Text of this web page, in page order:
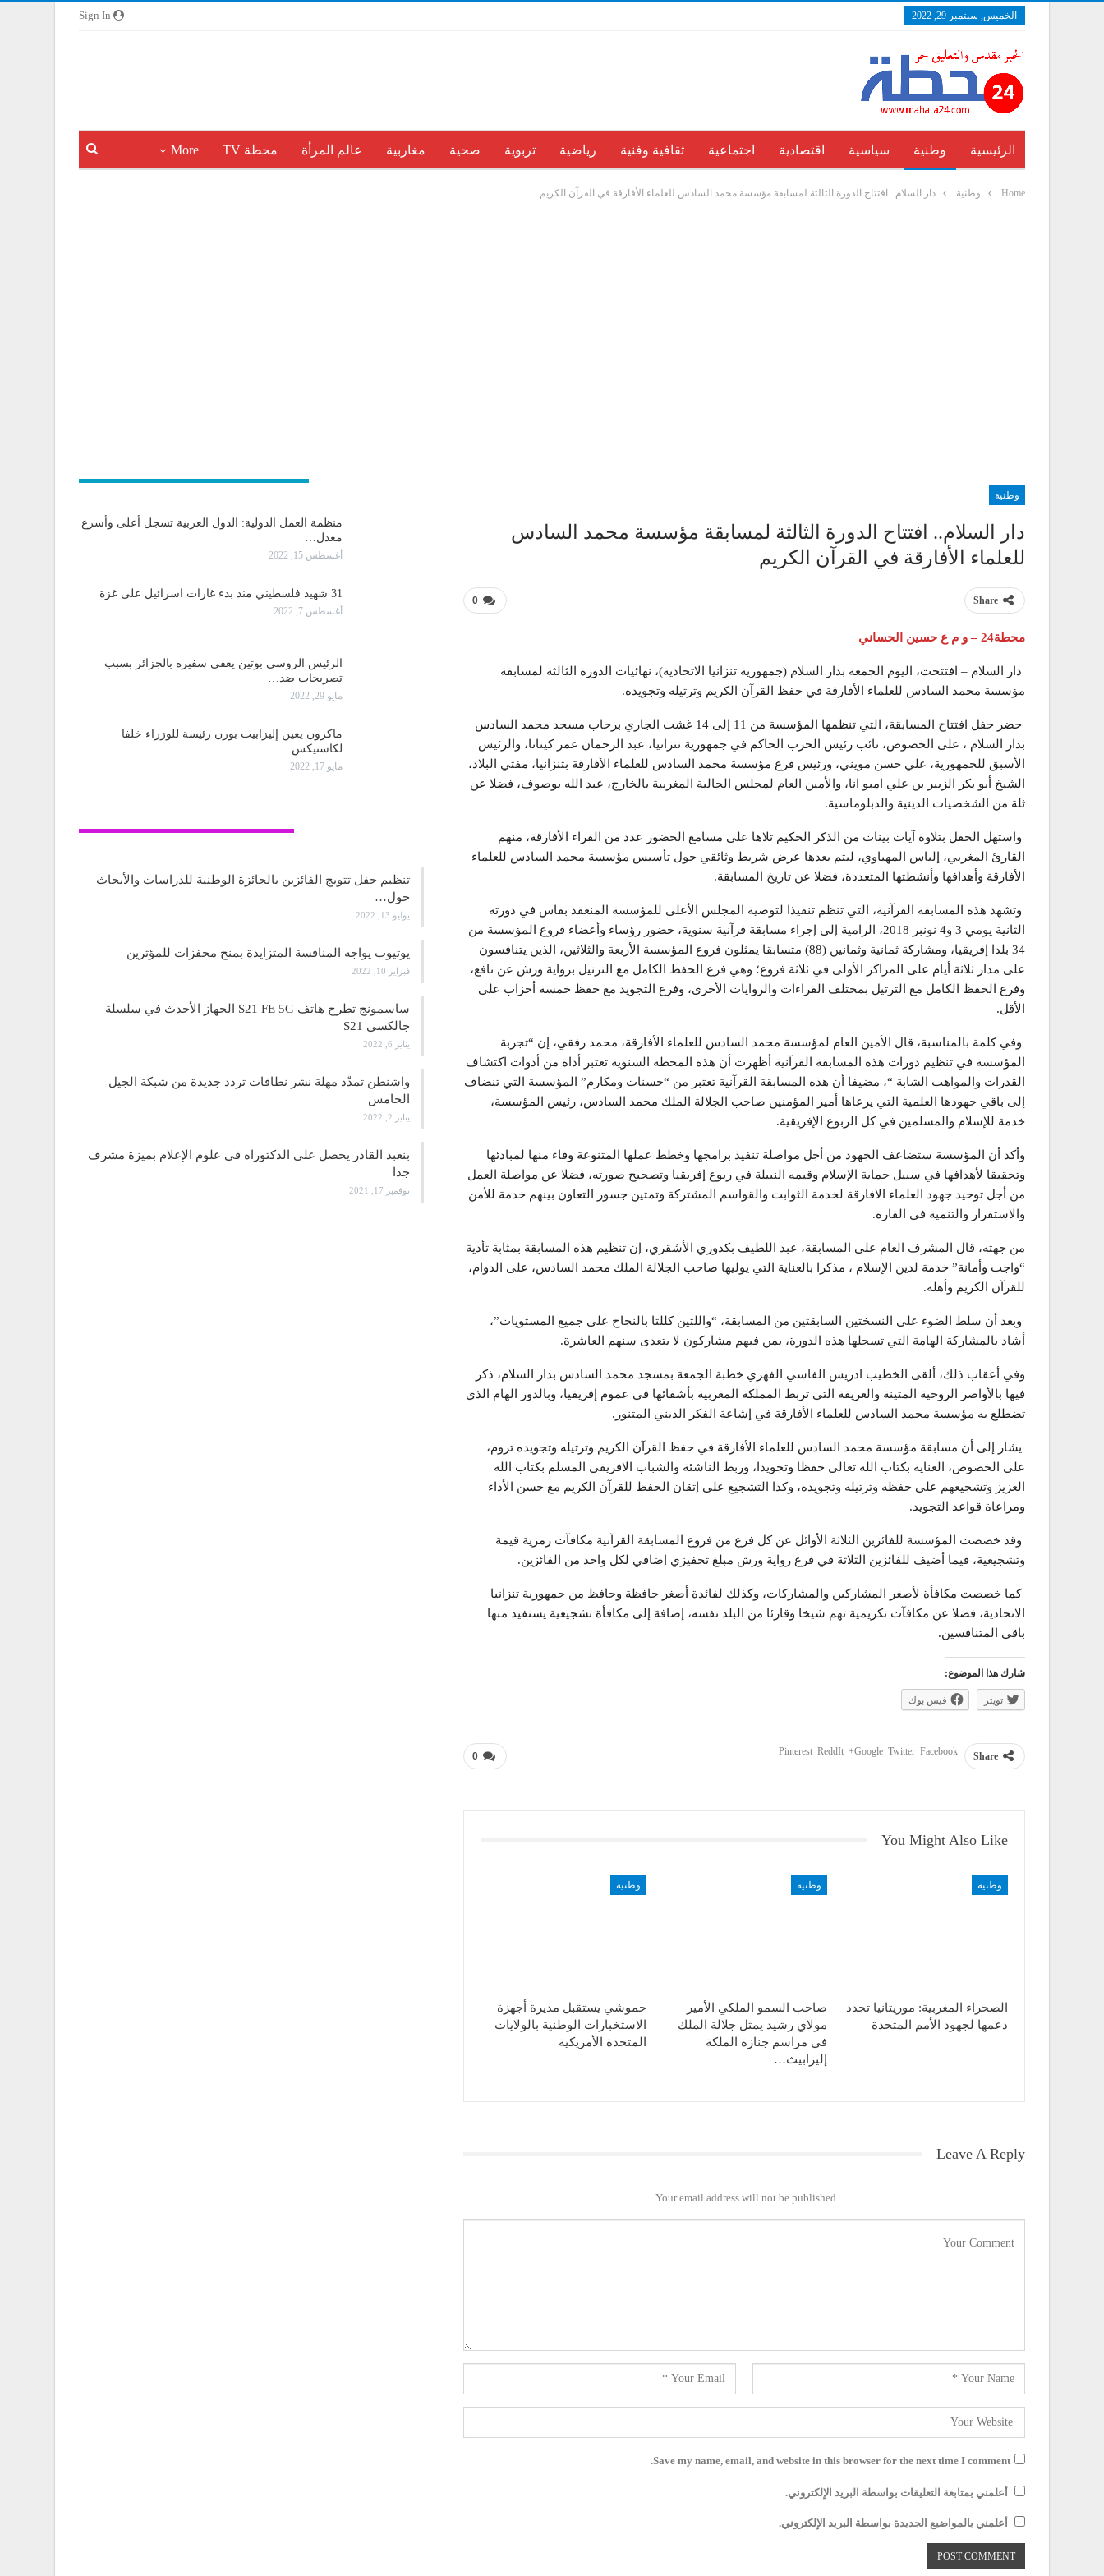
الخميس, سبتمبر 29, 2022
الرئيسية وطنية سياسية اقتصادية اجتماعية ثقافية وفنية رياضية تربوية صحية مغاربية عالم المرأة محطة TV More
Home وطنية دار السلام.. افتتاح الدورة الثالثة لمسابقة مؤسسة محمد السادس للعلماء الأفارقة في القرآن الكريم
وطنية
دار السلام.. افتتاح الدورة الثالثة لمسابقة مؤسسة محمد السادس
للعلماء الأفارقة في القرآن الكريم
0 Share
محطة24 – و م ع حسين الحساني
دار السلام – افتتحت، اليوم الجمعة بدار السلام (جمهورية تنزانيا الاتحادية)، نهائيات الدورة الثالثة لمسابقة
مؤسسة محمد السادس للعلماء الأفارقة في حفظ القرآن الكريم وترتيله وتجويده.
حضر حفل افتتاح المسابقة، التي تنظمها المؤسسة من 11 إلى 14 غشت الجاري برحاب مسجد محمد السادس
بدار السلام ، على الخصوص، نائب رئيس الحزب الحاكم في جمهورية تنزانيا، عبد الرحمان عمر كينانا، والرئيس
الأسبق للجمهورية، علي حسن مويني، ورئيس فرع مؤسسة محمد السادس للعلماء الأفارقة بتنزانيا، مفتي البلاد،
الشيخ أبو بكر الزبير بن علي امبو انا، والأمين العام لمجلس الجالية المغربية بالخارج، عبد الله بوصوف، فضلا عن
ثلة من الشخصيات الدينية والدبلوماسية.
واستهل الحفل بتلاوة آيات بينات من الذكر الحكيم تلاها على مسامع الحضور عدد من القراء الأفارقة، منهم
القارئ المغربي، إلياس المهياوي، ليتم بعدها عرض شريط وثائقي حول تأسيس مؤسسة محمد السادس للعلماء
الأفارقة وأهدافها وأنشطتها المتعددة، فضلا عن تاريخ المسابقة.
وتشهد هذه المسابقة القرآنية، التي تنظم تنفيذا لتوصية المجلس الأعلى للمؤسسة المنعقد بفاس في دورته
الثانية يومي 3 و4 نونبر 2018، الرامية إلى إجراء مسابقة قرآنية سنوية، حضور رؤساء وأعضاء فروع المؤسسة من
34 بلدا إفريقيا، ومشاركة ثمانية وثمانين (88) متسابقا يمثلون فروع المؤسسة الأربعة والثلاثين، الذين يتنافسون
على مدار ثلاثة أيام على المراكز الأولى في ثلاثة فروع؛ وهي فرع الحفظ الكامل مع الترتيل برواية ورش عن نافع،
وفرع الحفظ الكامل مع الترتيل بمختلف القراءات والروايات الأخرى، وفرع التجويد مع حفظ خمسة أحزاب على
الأقل.
وفي كلمة بالمناسبة، قال الأمين العام لمؤسسة محمد السادس للعلماء الأفارقة، محمد رفقي، إن “تجربة
المؤسسة في تنظيم دورات هذه المسابقة القرآنية أظهرت أن هذه المحطة السنوية تعتبر أداة من أدوات اكتشاف
القدرات والمواهب الشابة “، مضيفا أن هذه المسابقة القرآنية تعتبر من “حسنات ومكارم” المؤسسة التي تنضاف
إلى باقي جهودها العلمية التي يرعاها أمير المؤمنين صاحب الجلالة الملك محمد السادس، رئيس المؤسسة،
خدمة للإسلام والمسلمين في كل الربوع الإفريقية.
وأكد أن المؤسسة ستضاعف الجهود من أجل مواصلة تنفيذ برامجها وخطط عملها المتنوعة وفاء منها لمبادئها
وتحقيقا لأهدافها في سبيل حماية الإسلام وقيمه النبيلة في ربوع إفريقيا وتصحيح صورته، فضلا عن مواصلة العمل
من أجل توحيد جهود العلماء الافارقة لخدمة الثوابت والقواسم المشتركة وتمتين جسور التعاون بينهم خدمة للأمن
والاستقرار والتنمية في القارة.
من جهته، قال المشرف العام على المسابقة، عبد اللطيف بكدوري الأشقري، إن تنظيم هذه المسابقة بمثابة تأدية
“واجب وأمانة” خدمة لدين الإسلام ، مذكرا بالعناية التي يوليها صاحب الجلالة الملك محمد السادس، على الدوام،
للقرآن الكريم وأهله.
وبعد أن سلط الضوء على النسختين السابقتين من المسابقة، “واللتين كللتا بالنجاح على جميع المستويات”،
أشاد بالمشاركة الهامة التي تسجلها هذه الدورة، بمن فيهم مشاركون لا يتعدى سنهم العاشرة.
وفي أعقاب ذلك، ألقى الخطيب ادريس الفاسي الفهري خطبة الجمعة بمسجد محمد السادس بدار السلام، ذكر
فيها بالأواصر الروحية المتينة والعريقة التي تربط المملكة المغربية بأشقائها في عموم إفريقيا، وبالدور الهام الذي
تضطلع به مؤسسة محمد السادس للعلماء الأفارقة في إشاعة الفكر الديني المتنور.
يشار إلى أن مسابقة مؤسسة محمد السادس للعلماء الأفارقة في حفظ القرآن الكريم وترتيله وتجويده تروم،
على الخصوص، العناية بكتاب الله تعالى حفظا وتجويدا، وربط الناشئة والشباب الافريقي المسلم بكتاب الله
العزيز وتشجيعهم على حفظه وترتيله وتجويده، وكذا التشجيع على إتقان الحفظ للقرآن الكريم مع حسن الأداء
ومراعاة قواعد التجويد.
وقد خصصت المؤسسة للفائزين الثلاثة الأوائل عن كل فرع من فروع المسابقة القرآنية مكافآت رمزية قيمة
وتشجيعية، فيما أضيف للفائزين الثلاثة في فرع رواية ورش مبلغ تحفيزي إضافي لكل واحد من الفائزين.
كما خصصت مكافأة لأصغر المشاركين والمشاركات، وكذلك لفائدة أصغر حافظة وحافظ من جمهورية تنزانيا
الاتحادية، فضلا عن مكافآت تكريمية تهم شيخا وقارئا من البلد نفسه، إضافة إلى مكافأة تشجيعية يستفيد منها
باقي المتنافسين.
شارك هذا الموضوع:
تويتر فيس بوك
0 Share
Facebook
Twitter
Google+
ReddIt
Pinterest
You Might Also Like
وطنية
الصحراء المغربية: موريتانيا تجدد
دعمها لجهود الأمم المتحدة
وطنية
صاحب السمو الملكي الأمير
مولاي رشيد يمثل جلالة الملك
في مراسم جنازة الملكة
إليزابيث…
وطنية
حموشي يستقبل مديرة أجهزة
الاستخبارات الوطنية بالولايات
المتحدة الأمريكية
Leave A Reply
Your email address will not be published.
Save my name, email, and website in this browser for the next time I comment.
أعلمني بمتابعة التعليقات بواسطة البريد الإلكتروني.
أعلمني بالمواضيع الجديدة بواسطة البريد الإلكتروني.
منظمة العمل الدولية: الدول العربية تسجل أعلى وأسرع
معدل…
أغسطس 15, 2022
31 شهيد فلسطيني منذ بدء غارات اسرائيل على غزة
أغسطس 7, 2022
الرئيس الروسي بوتين يعفي سفيره بالجزائر بسبب
تصريحات ضد…
مايو 29, 2022
ماكرون يعين إليزابيت بورن رئيسة للوزراء خلفا
لكاستيكس
مايو 17, 2022
تنظيم حفل تتويج الفائزين بالجائزة الوطنية للدراسات والأبحاث
حول…
يوليو 13, 2022
يوتيوب يواجه المنافسة المتزايدة بمنح محفزات للمؤثرين
فبراير 10, 2022
ساسمونج تطرح هاتف S21 FE 5G الجهاز الأحدث في سلسلة
جالكسي S21
يناير 6, 2022
واشنطن تمدّد مهلة نشر نطاقات تردد جديدة من شبكة الجيل
الخامس
يناير 2, 2022
بنعبد القادر يحصل على الدكتوراه في علوم الإعلام بميزة مشرف
جدا
نوفمبر 17, 2021